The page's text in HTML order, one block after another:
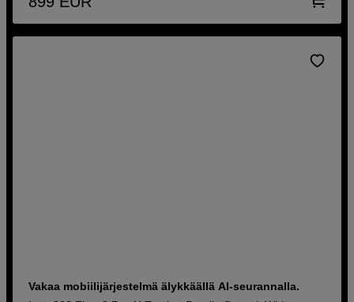
Vakaa mobiilijärjestelmä älykkäällä AI-seurannalla.